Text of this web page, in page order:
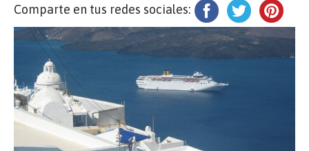
Comparte en tus redes sociales: